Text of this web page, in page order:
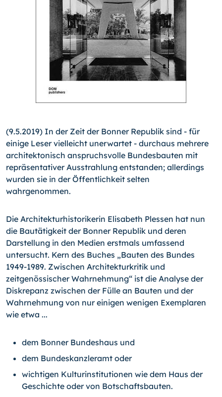
(9.5.2019) In der Zeit der Bonner Republik sind - für
einige Leser vielleicht unerwartet - durchaus mehrere
architektonisch anspruchsvolle Bundesbauten mit
repräsentativer Ausstrahlung entstanden; allerdings
wurden sie in der Öffentlichkeit selten
wahrgenommen.
Die Architekturhistorikerin Elisabeth Plessen hat nun
die Bautätigkeit der Bonner Republik und deren
Darstellung in den Medien erstmals umfassend
untersucht. Kern des Buches „Bauten des Bundes
1949-1989. Zwischen Architekturkritik und
zeitgenössischer Wahrnehmung“ ist die Analyse der
Diskrepanz zwischen der Fülle an Bauten und der
Wahrnehmung von nur einigen wenigen Exemplaren
wie etwa ...
dem Bonner Bundeshaus und
dem Bundeskanzleramt oder
wichtigen Kulturinstitutionen wie dem Haus der
Geschichte oder von Botschaftsbauten.